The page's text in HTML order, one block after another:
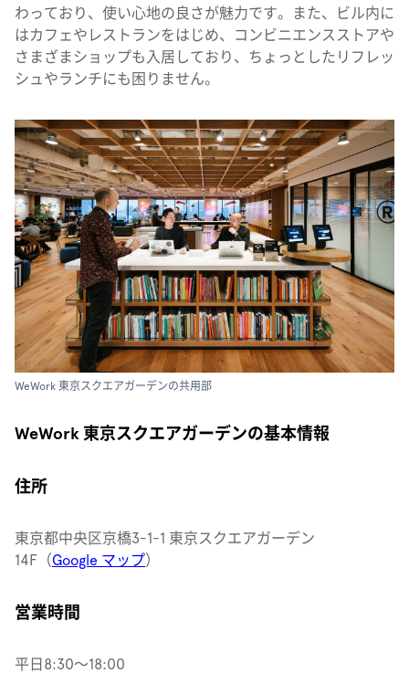
わっており、使い心地の良さが魅力です。また、ビル内に
はカフェやレストランをはじめ、コンビニエンスストアや
さまざまショップも入居しており、ちょっとしたリフレッ
シュやランチにも困りません。
WeWork 東京スクエアガーデンの共用部
WeWork 東京スクエアガーデンの基本情報
住所
東京都中央区京橋3-1-1 東京スクエアガーデン
14F（Google マップ）
営業時間
平日8:30〜18:00